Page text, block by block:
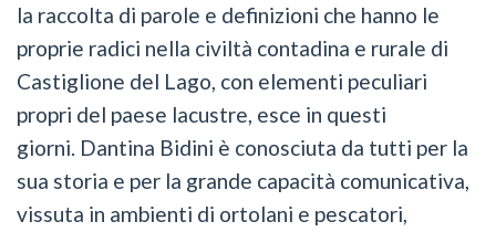
la raccolta di parole e definizioni che hanno le
proprie radici nella civiltà contadina e rurale di
Castiglione del Lago, con elementi peculiari
propri del paese lacustre, esce in questi
giorni. Dantina Bidini è conosciuta da tutti per la
sua storia e per la grande capacità comunicativa,
vissuta in ambienti di ortolani e pescatori,